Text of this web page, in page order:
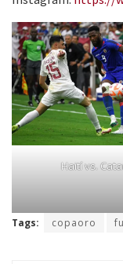
Haití vs.
Tags: copaoro